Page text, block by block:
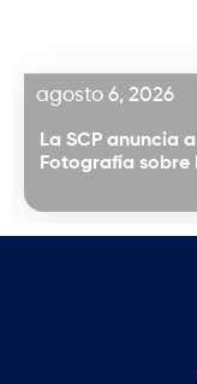
agosto 6, 2026
La SCP anuncia
Fotografía